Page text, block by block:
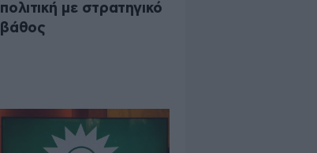
πολιτική με στρατηγικό
βάθος